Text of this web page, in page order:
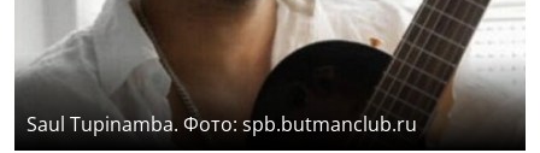
Saul Tupinamba. Фото: spb.butmanclub.ru